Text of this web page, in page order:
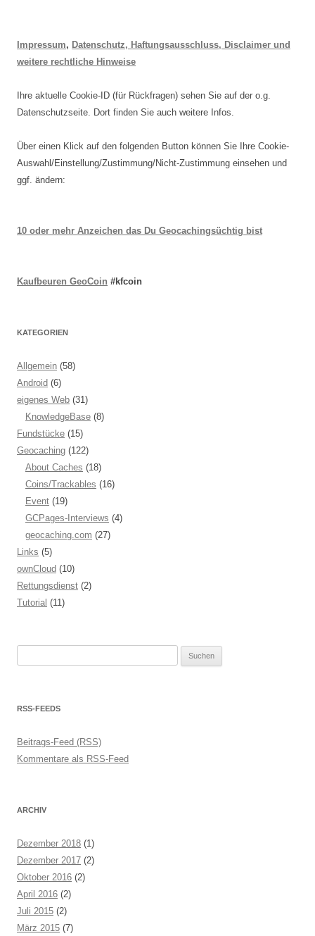
Impressum, Datenschutz, Haftungsausschluss, Disclaimer und
weitere rechtliche Hinweise
Ihre aktuelle Cookie-ID (für Rückfragen) sehen Sie auf der o.g.
Datenschutzseite. Dort finden Sie auch weitere Infos.
Über einen Klick auf den folgenden Button können Sie Ihre Cookie-
Auswahl/Einstellung/Zustimmung/Nicht-Zustimmung einsehen und
ggf. ändern:
10 oder mehr Anzeichen das Du Geocachingsüchtig bist
Kaufbeuren GeoCoin #kfcoin
KATEGORIEN
Allgemein (58)
Android (6)
eigenes Web (31)
KnowledgeBase (8)
Fundstücke (15)
Geocaching (122)
About Caches (18)
Coins/Trackables (16)
Event (19)
GCPages-Interviews (4)
geocaching.com (27)
Links (5)
ownCloud (10)
Rettungsdienst (2)
Tutorial (11)
RSS-FEEDS
Beitrags-Feed (RSS)
Kommentare als RSS-Feed
ARCHIV
Dezember 2018 (1)
Dezember 2017 (2)
Oktober 2016 (2)
April 2016 (2)
Juli 2015 (2)
März 2015 (7)